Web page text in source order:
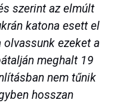
szerint az elmúlt
katona esett el
ezeket a
meghalt 19
nem tűnik
hosszan